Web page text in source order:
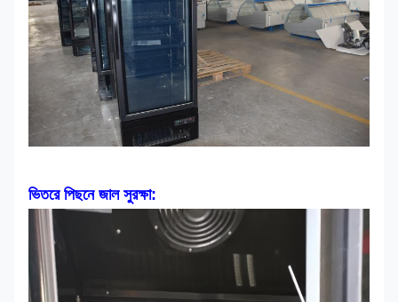
ভিতরে পিছনে জাল সুরক্ষা: